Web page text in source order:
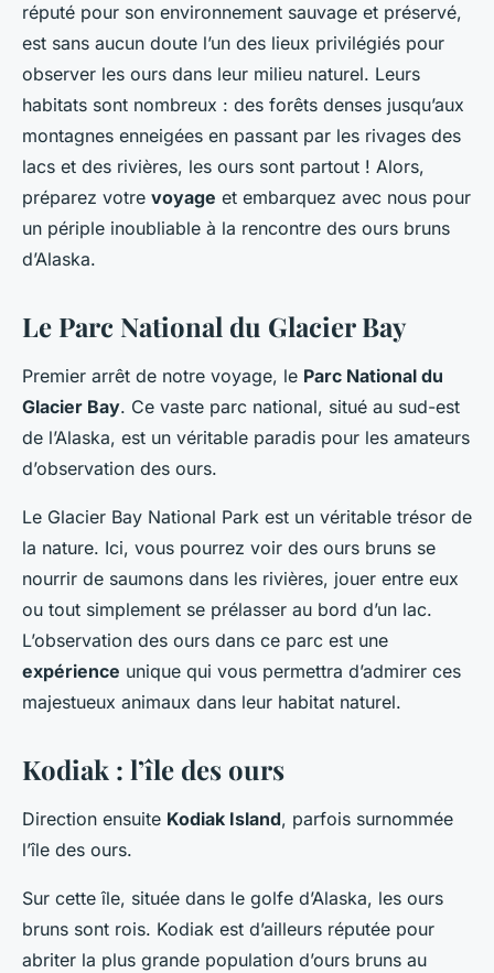
réputé pour son environnement sauvage et préservé,
est sans aucun doute l’un des lieux privilégiés pour
observer les ours dans leur milieu naturel. Leurs
habitats sont nombreux : des forêts denses jusqu’aux
montagnes enneigées en passant par les rivages des
lacs et des rivières, les ours sont partout ! Alors,
préparez votre voyage et embarquez avec nous pour
un périple inoubliable à la rencontre des ours bruns
d’Alaska.
Le Parc National du Glacier Bay
Premier arrêt de notre voyage, le Parc National du
Glacier Bay. Ce vaste parc national, situé au sud-est
de l’Alaska, est un véritable paradis pour les amateurs
d’observation des ours.
Le Glacier Bay National Park est un véritable trésor de
la nature. Ici, vous pourrez voir des ours bruns se
nourrir de saumons dans les rivières, jouer entre eux
ou tout simplement se prélasser au bord d’un lac.
L’observation des ours dans ce parc est une
expérience unique qui vous permettra d’admirer ces
majestueux animaux dans leur habitat naturel.
Kodiak : l’île des ours
Direction ensuite Kodiak Island, parfois surnommée
l’île des ours.
Sur cette île, située dans le golfe d’Alaska, les ours
bruns sont rois. Kodiak est d’ailleurs réputée pour
abriter la plus grande population d’ours bruns au